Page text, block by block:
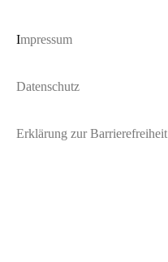
Impressum
Datenschutz
Erklärung zur Barrierefreiheit